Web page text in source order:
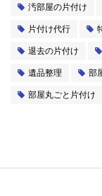
汚部屋の片付け
片付け代行
退去の片付け
遺品整理
部
部屋丸ごと片付け